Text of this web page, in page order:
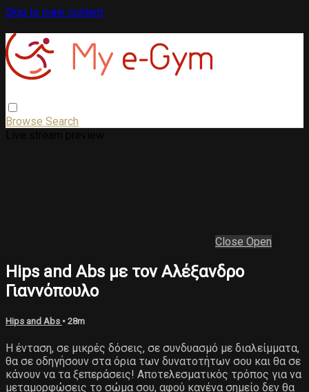
Skip to main content
Browse Search
Close Open
Hips and Abs με τον Αλέξανδρο
Γιαννόπουλο
Hips and Abs • 28m
Η ένταση, σε μικρές δόσεις, σε συνδυασμό με διαλείμματα,
θα σε οδηγήσουν στα όρια των δυνατοτήτων σου και θα σε
κάνουν να τα ξεπεράσεις! Αποτελεσματικός τρόπος για να
μεταμορφώσεις το σώμα σου, αφού κανένα σημείο δεν θα